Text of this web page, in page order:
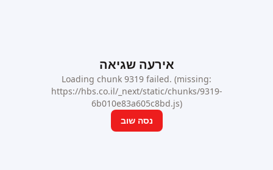
אירעה שגיאה
Loading chunk 9319 failed. (missing:
https://hbs.co.il/_next/static/chunks/9319-
6b010e83a605c8bd.js)